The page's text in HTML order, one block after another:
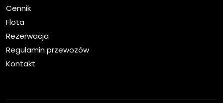
Cennik
Flota
Rezerwacja
Regulamin przewozów
Kontakt